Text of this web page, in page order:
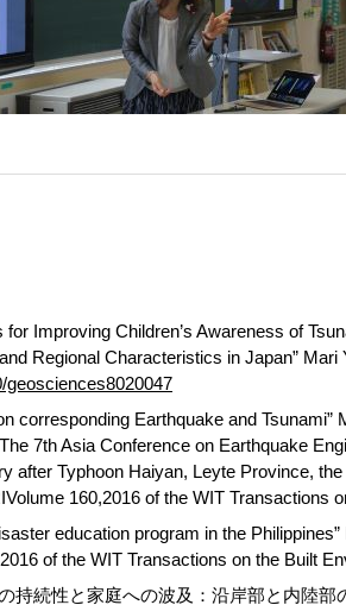
Improving Children’s Awareness of
Regional Characteristics in Japan”
geosciences8020047
corresponding Earthquake and Tsunami”
7th Asia Conference on Earthquake
after Typhoon Haiyan, Leyte Province,
160,2016 of the WIT Transactions
education program in the
of the WIT Transactions on the Built
持続性と家庭への波及：沿岸部と内陸部